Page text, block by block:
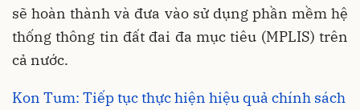
sẽ hoàn thành và đưa vào sử dụng phần mềm hệ
thống thông tin đất đai đa mục tiêu (MPLIS) trên
cả nước.
Kon Tum: Tiếp tục thực hiện hiệu quả chính sách